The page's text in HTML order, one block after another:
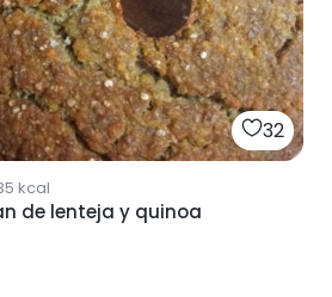
32
kcal
de lenteja y quinoa